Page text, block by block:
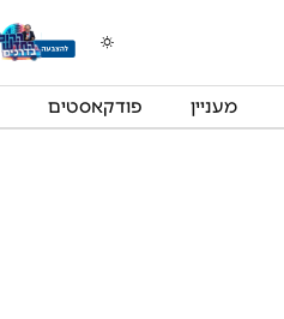
מעניין פודקאסטים